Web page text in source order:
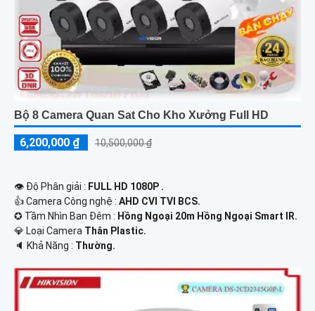
Bộ 8 Camera Quan Sat Cho Kho Xưởng Full HD
6,200,000 ₫ 10,500,000 ₫
👁 Độ Phân giải : FULL HD 1080P .
👍 Camera Công nghệ : AHD CVI TVI BCS.
✪ Tầm Nhìn Ban Đêm : Hồng Ngoại 20m Hồng Ngoại Smart IR.
💎 Loại Camera Thân Plastic.
️🔈 Khả Năng : Thường.